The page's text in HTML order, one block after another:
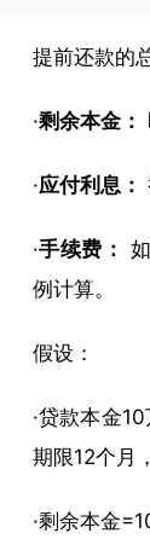
提前还款的
·剩余本金：
·应付利息：
·手续费：
例计算。
假设：
·贷款本金
期限12个月
·剩余本金